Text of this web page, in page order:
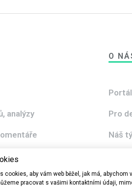
analýzy
- 2030
O
Pro
Náš
cookies, aby vám web běžel, jak má,
pracovat s vašimi kontaktními údaji,